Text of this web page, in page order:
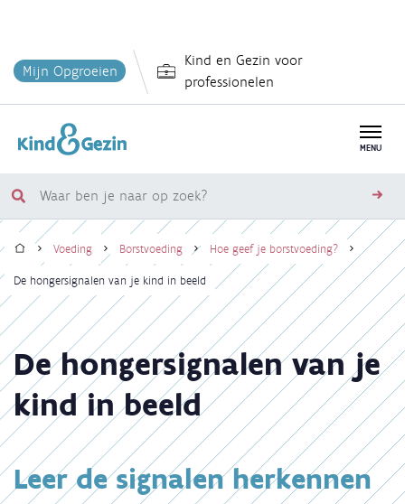
en
inhoud
Mijn Opgroeien
Kind en Gezin voor
professionelen
MENU
Waar
ben
je
op
zoek?
Kruimelpad
HomeVoeding Borstvoeding Hoe geef je borstvoeding?
De hongersignalen van je kind in beeld
De hongersignalen van je
kind in beeld
Leer de signalen herkennen